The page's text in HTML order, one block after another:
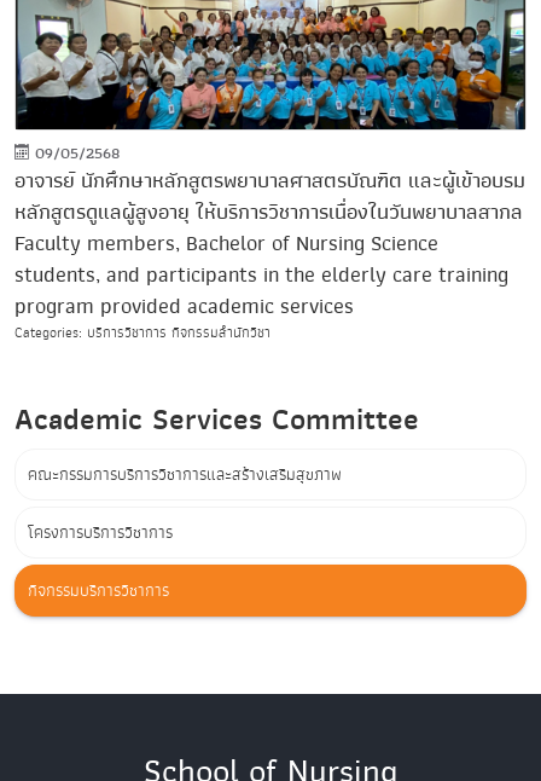
09/05/2568
อาจารย์ นักศึกษาหลักสูตรพยาบาลศาสตรบัณฑิต และผู้เข้าอบรม
หลักสูตรดูแลผู้สูงอายุ ให้บริการวิชาการเนื่องในวันพยาบาลสากล
Faculty members, Bachelor of Nursing Science
students, and participants in the elderly care training
program provided academic services
Categories: บริการวิชาการ กิจกรรมสำนักวิชา
Academic Services Committee
คณะกรรมการบริการวิชาการและสร้างเสริมสุขภาพ
โครงการบริการวิชาการ
กิจกรรมบริการวิชาการ